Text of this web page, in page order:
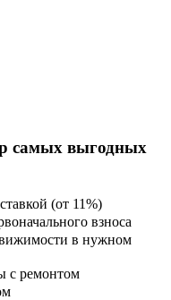
самых выгодных
(от 11%)
взноса
в нужном
с ремонтом